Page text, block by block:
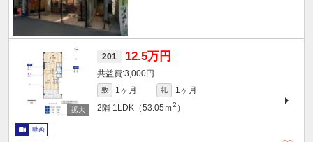
201 12.5万円
3,000円
敷 1ヶ月 礼
1ヶ月
2階 1LDK（53.05ｍ2 ）
動画